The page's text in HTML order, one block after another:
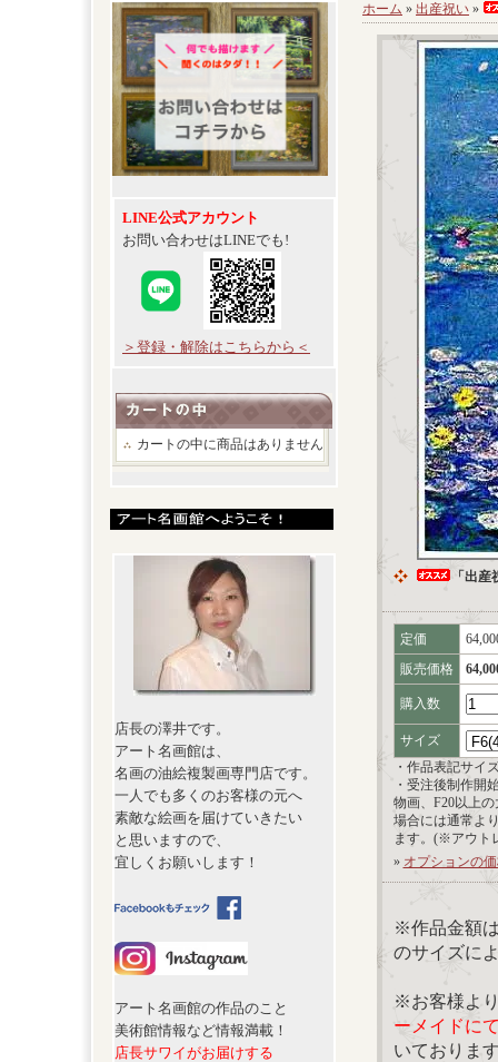
LINE公式アカウント
お問い合わせはLINEでも!
＞登録・解除はこちらから＜
カートの中に商品はありません
店長の澤井です。
アート名画館は、
名画の油絵複製画専門店です。
一人でも多くのお客様の元へ
素敵な絵画を届けていきたい
と思いますので、
宜しくお願いします！
アート名画館の作品のこと
美術館情報など情報満載！
店長サワイがお届けする
ホーム » 出産祝い »
「出
定価
販売価格
購入数
サイズ
・作品表記サイ
・受注後制作開
物画、F20以上
場合には通常よ
ます。(※アウト
» オプションの
※作品金額
のサイズに
※お客様よ
ーメイドに
いておりま